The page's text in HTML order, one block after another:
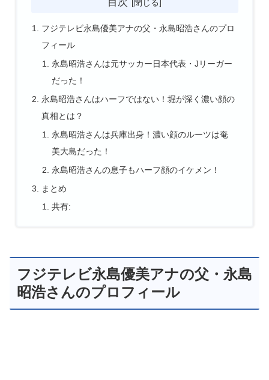
フジテレビ永島優美アナの父・永島昭浩さんのプロ
フィール
永島昭浩さんは元サッカー日本代表・Jリーガー
だった！
永島昭浩さんはハーフではない！堀が深く濃い顔の
真相とは？
永島昭浩さんは兵庫出身！濃い顔のルーツは奄
美大島だった！
永島昭浩さんの息子もハーフ顔のイケメン！
まとめ
共有:
フジテレビ永島優美アナの父・永島
昭浩さんのプロフィール